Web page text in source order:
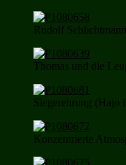
Rudolf
Thomas und die
Siegerehrung (Hajo
Konzentrierte